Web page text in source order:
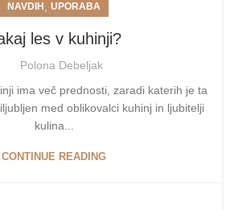
NAVDIH UPORABA
les v kuhinji?
Polona Debeljak
ima več prednosti, zaradi katerih je ta
med oblikovalci kuhinj in ljubitelji
kulina...
CONTINUE READING